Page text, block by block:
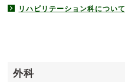
リハビリテーション科につい
外科